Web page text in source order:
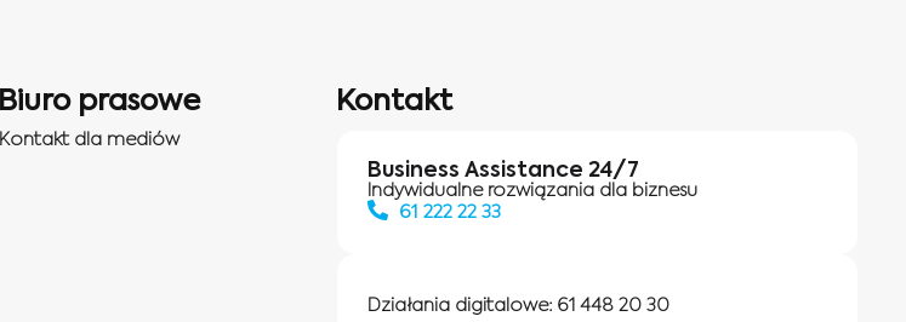
Biuro prasowe
Kontakt dla mediów
Kontakt
Business Assistance 24/7
Indywidualne rozwiązania dla biznesu
61 222 22 33
Działania digitalowe: 61 448 20 30